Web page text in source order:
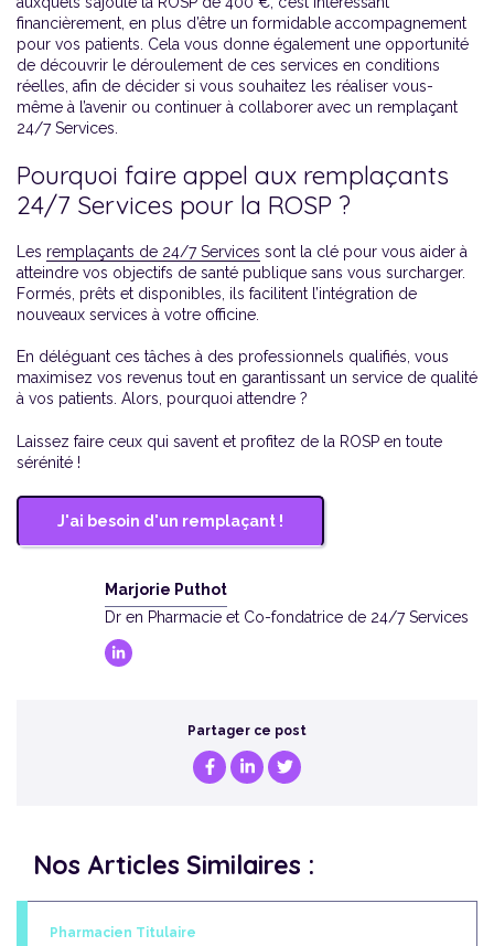
financièrement, en plus d’être un formidable accompagnement
pour vos patients. Cela vous donne également une opportunité
de découvrir le déroulement de ces services en conditions
réelles, afin de décider si vous souhaitez les réaliser vous-
même à l’avenir ou continuer à collaborer avec un remplaçant
24/7 Services.
Pourquoi faire appel aux remplaçants
24/7 Services pour la ROSP ?
Les remplaçants de 24/7 Services sont la clé pour vous aider à
atteindre vos objectifs de santé publique sans vous surcharger.
Formés, prêts et disponibles, ils facilitent l’intégration de
nouveaux services à votre officine.
En déléguant ces tâches à des professionnels qualifiés, vous
maximisez vos revenus tout en garantissant un service de qualité
à vos patients. Alors, pourquoi attendre ?
Laissez faire ceux qui savent et profitez de la ROSP en toute
sérénité !
J'ai besoin d'un remplaçant !
Marjorie Puthot
Dr en Pharmacie et Co-fondatrice de 24/7 Services
Partager ce post
Nos Articles Similaires :
Pharmacien Titulaire